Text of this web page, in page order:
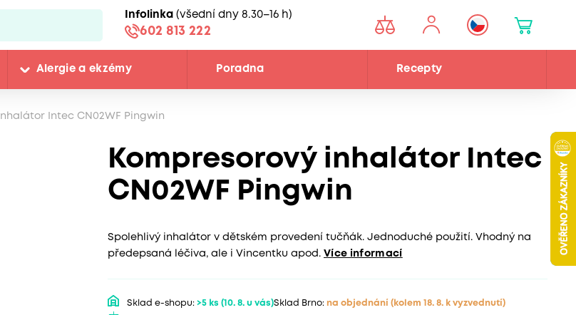
Infolinka (všední dny 8.30–16 h)
602 813 222
Alergie a ekzémy Poradna Recepty
Inhalátor Intec CN02WF Pingwin
Kompresorový inhalátor Intec
CN02WF Pingwin
Spolehlivý inhalátor v dětském provedení tučňák. Jednoduché použití. Vhodný na
předepsaná léčiva, ale i Vincentku apod. Více informací
Sklad e-shopu: >5 ks (10. 8. u vás)Sklad Brno: na objednání (kolem 18. 8. k vyzvednutí)